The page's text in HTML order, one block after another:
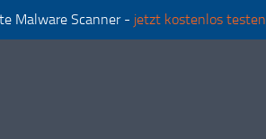
Malware Scanner - jetzt kostenlos testen